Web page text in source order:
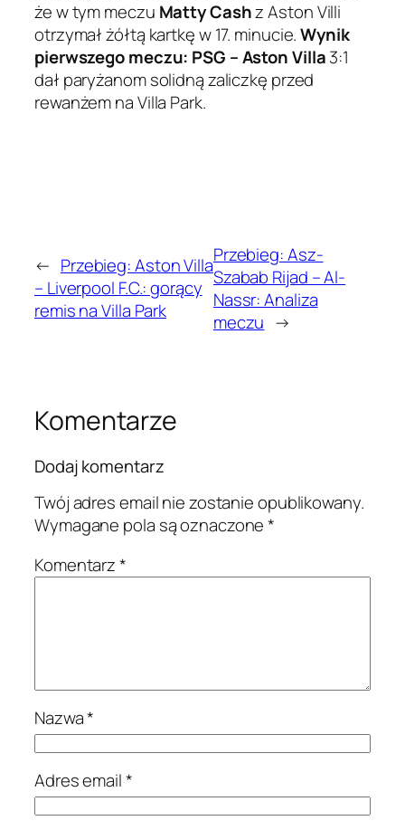
że w tym meczu Matty Cashz Aston Villi
otrzymał żółtą kartkę w 17. minucie.Wynik
pierwszego meczu: PSG – Aston Villa3:1
dał paryżanom solidną zaliczkę przed
rewanżem na Villa Park.
← Przebieg: Aston Villa
– Liverpool F.C.: gorący
remis na Villa Park
Przebieg: Asz-
Szabab Rijad – Al-
Nassr: Analiza
meczu →
Komentarze
Dodaj komentarz
Twój adres email nie zostanie opublikowany.
Wymagane pola są oznaczone*
Komentarz*
Nazwa*
Adres email*